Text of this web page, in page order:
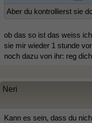
Aber du kontrollierst sie
ob das so ist das weiss
sie mir wieder 1 stunde
noch dazu von ihr: reg
Neri
Kann es sein, dass du